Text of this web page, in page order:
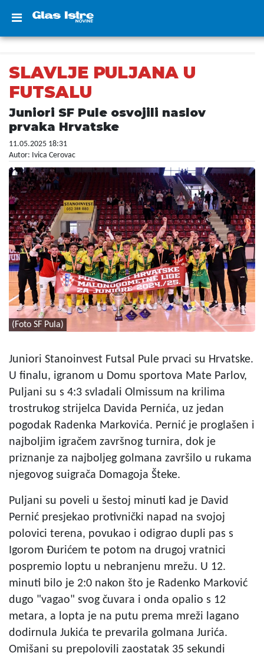
SLAVLJE PULJANA U
FUTSALU
Juniori SF Pule osvojili naslov
prvaka Hrvatske
11.05.2025 18:31
Autor: Ivica Cerovac
(Foto SF Pula)
Juniori Stanoinvest Futsal Pule prvaci su Hrvatske.
U finalu, igranom u Domu sportova Mate Parlov,
Puljani su s 4:3 svladali Olmissum na krilima
trostrukog strijelca Davida Pernića, uz jedan
pogodak Radenka Markovića. Pernić je proglašen i
najboljim igračem završnog turnira, dok je
priznanje za najboljeg golmana završilo u rukama
njegovog suigrača Domagoja Šteke.
Puljani su poveli u šestoj minuti kad je David
Pernić presjekao protivnički napad na svojoj
polovici terena, povukao i odigrao dupli pas s
Igorom Đurićem te potom na drugoj vratnici
pospremio loptu u nebranjenu mrežu. U 12.
minuti bilo je 2:0 nakon što je Radenko Marković
dugo "vagao" svog čuvara i onda opalio s 12
metara, a lopta je na putu prema mreži lagano
dodirnula Jukića te prevarila golmana Jurića.
Omišani su prepolovili zaostatak 35 sekundi